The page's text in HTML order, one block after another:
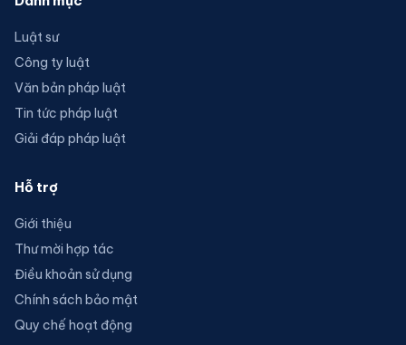
Luật sư
Công ty luật
Văn bản pháp luật
Tin tức pháp luật
Giải đáp pháp luật
Hỗ trợ
Giới thiệu
Thư mời hợp tác
Điều khoản sử dụng
Chính sách bảo mật
Quy chế hoạt động